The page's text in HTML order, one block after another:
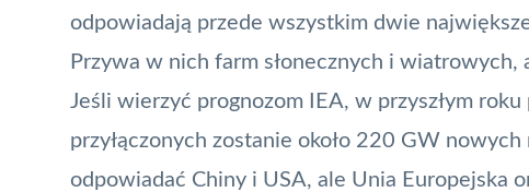
odpowiadają przede wszystkim dwie
Przywa w nich farm słonecznych i
Jeśli wierzyć prognozom IEA, w przyszłym
przyłączonych zostanie około 220 GW
odpowiadać Chiny i USA, ale Unia Europejska